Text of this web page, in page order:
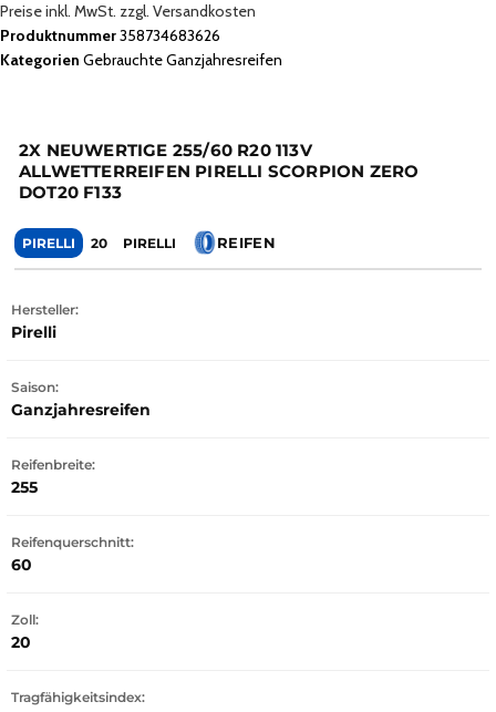
Preise inkl. MwSt. zzgl. Versandkosten
Produktnummer358734683626
Kategorien Gebrauchte Ganzjahresreifen
2X NEUWERTIGE 255/60 R20 113V
ALLWETTERREIFEN PIRELLI SCORPION ZERO
DOT20 F133
PIRELLI 20 PIRELLI REIFEN
Hersteller:
Pirelli
Saison:
Ganzjahresreifen
Reifenbreite:
255
Reifenquerschnitt:
60
Zoll:
20
Tragfähigkeitsindex: